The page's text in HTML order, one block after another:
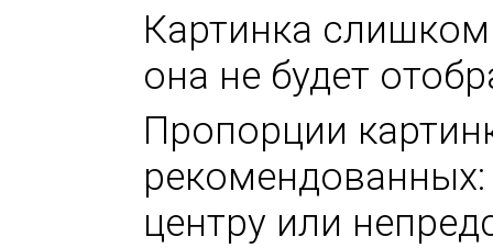
Картинка
она не будет
Пропорции
центру или